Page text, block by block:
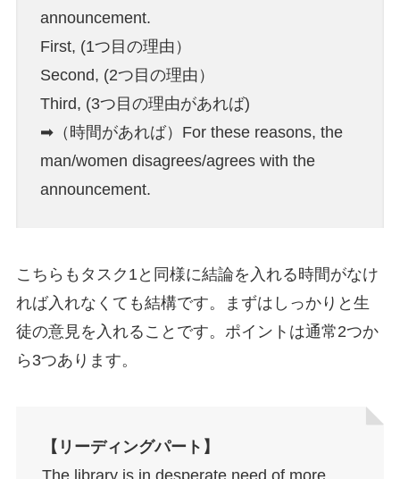
announcement.
First, (1つ目の理由）
Second, (2つ目の理由）
Third, (3つ目の理由があれば)
➡（時間があれば）For these reasons, the
man/women disagrees/agrees with the
announcement.
こちらもタスク1と同様に結論を入れる時間がなけ
れば入れなくても結構です。まずはしっかりと生
徒の意見を入れることです。ポイントは通常2つか
ら3つあります。
【リーディングパート】
The library is in desperate need of more